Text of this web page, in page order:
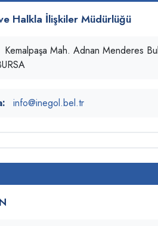
ve Halkla İlişkiler Müdürlüğü
Kemalpaşa Mah. Adnan Menderes
info@inegol.bel.tr